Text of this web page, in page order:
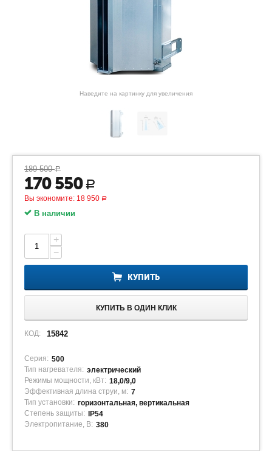
Наведите на картинку для увеличения
189 500 Р
170 550 Р
Вы экономите: 18 950 Р
В наличии
+
−
КУПИТЬ
КУПИТЬ В ОДИН КЛИК
КОД: 15842
Серия: 500
Тип нагревателя: электрический
Режимы мощности, кВт: 18,0/9,0
Эффективная длина струи, м: 7
Тип установки: горизонтальная, вертикальная
Степень защиты:
IP54
Электропитание, В: 380